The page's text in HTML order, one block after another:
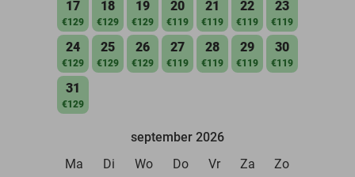
17
€129
18
€129
19
€129
20
€119
21
€119
22
€119
23
€119
24
€129
25
€129
26
€129
27
€119
28
€119
29
€119
30
€119
31
€129
september 2026
Ma
Di Wo Do Vr Za Zo